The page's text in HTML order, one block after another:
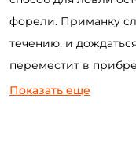
форели. Приманку
течению, и
переместит в
начинается
Показать еще